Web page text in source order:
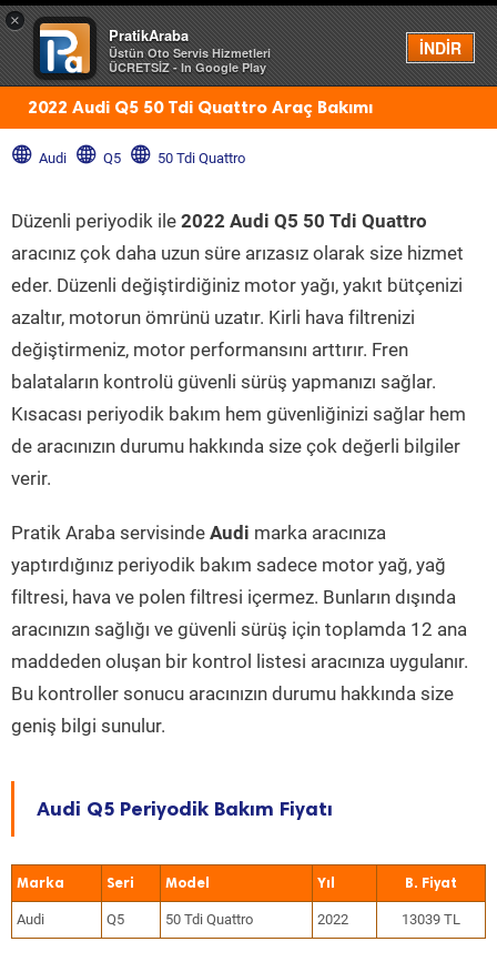
×
PratikAraba
Üstün Oto Servis Hizmetleri
ÜCRETSİZ - In Google Play
İNDİR
Menü
2022 Audi Q5 50 Tdi Quattro Araç Bakımı
Audi Q5 50 Tdi Quattro
Düzenli periyodik ile 2022 Audi Q5 50 Tdi Quattro
aracınız çok daha uzun süre arızasız olarak size hizmet
eder. Düzenli değiştirdiğiniz motor yağı, yakıt bütçenizi
azaltır, motorun ömrünü uzatır. Kirli hava filtrenizi
değiştirmeniz, motor performansını arttırır. Fren
balataların kontrolü güvenli sürüş yapmanızı sağlar.
Kısacası periyodik bakım hem güvenliğinizi sağlar hem
de aracınızın durumu hakkında size çok değerli bilgiler
verir.
Pratik Araba servisinde Audi marka aracınıza
yaptırdığınız periyodik bakım sadece motor yağ, yağ
filtresi, hava ve polen filtresi içermez. Bunların dışında
aracınızın sağlığı ve güvenli sürüş için toplamda 12 ana
maddeden oluşan bir kontrol listesi aracınıza uygulanır.
Bu kontroller sonucu aracınızın durumu hakkında size
geniş bilgi sunulur.
Audi Q5 Periyodik Bakım Fiyatı
Marka Seri Model Yıl
Audi Q5 50 Tdi Quattro 2022 13039 TL